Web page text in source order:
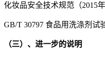
化妆品安全技术规范（2015年
GB/T 30797 食品用洗涤剂试
（三）、进一步的说明